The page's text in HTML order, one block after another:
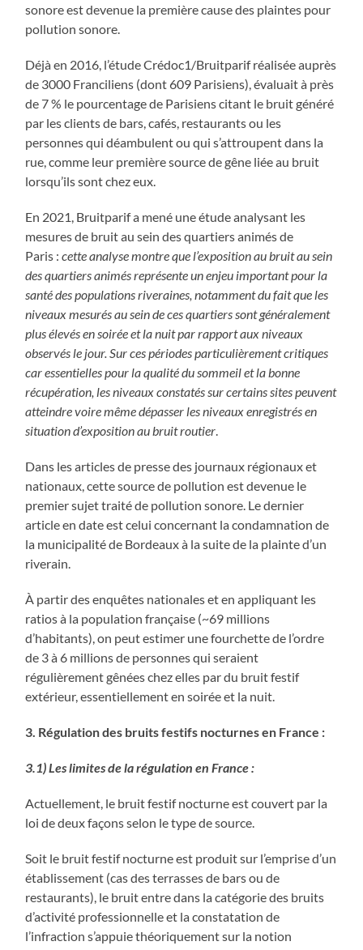
sonore est devenue la première cause des plaintes pour
pollution sonore.
Déjà en 2016, l’étude Crédoc1/Bruitparif réalisée auprès
de 3000 Franciliens (dont 609 Parisiens), évaluait à près
de 7 % le pourcentage de Parisiens citant le bruit généré
par les clients de bars, cafés, restaurants ou les
personnes qui déambulent ou qui s’attroupent dans la
rue, comme leur première source de gêne liée au bruit
lorsqu’ils sont chez eux.
En 2021, Bruitparif a mené une étude analysant les
mesures de bruit au sein des quartiers animés de
Paris :cette analyse montre que l’exposition au bruit au sein
des quartiers animés représente un enjeu important pour la
santé des populations riveraines, notamment du fait que les
niveaux mesurés au sein de ces quartiers sont généralement
plus élevés en soirée et la nuit par rapport aux niveaux
observés le jour. Sur ces périodes particulièrement critiques
car essentielles pour la qualité du sommeil et la bonne
récupération, les niveaux constatés sur certains sites peuvent
atteindre voire même dépasser les niveaux enregistrés en
situation d’exposition au bruit routier
Dans les articles de presse des journaux régionaux et
nationaux, cette source de pollution est devenue le
premier sujet traité de pollution sonore. Le dernier
article en date est celui concernant la condamnation de
la municipalité de Bordeaux à la suite de la plainte d’un
riverain.
À partir des enquêtes nationales et en appliquant les
ratios à la population française (~69 millions
d’habitants), on peut estimer une fourchette de l’ordre
de 3 à 6 millions de personnes qui seraient
régulièrement gênées chez elles par du bruit festif
extérieur, essentiellement en soirée et la nuit.
3. Régulation des bruits festifs nocturnes en France :
3.1) Les limites de la régulation en France :
Actuellement, le bruit festif nocturne est couvert par la
loi de deux façons selon le type de source.
Soit le bruit festif nocturne est produit sur l’emprise d’un
établissement (cas des terrasses de bars ou de
restaurants), le bruit entre dans la catégorie des bruits
d’activité professionnelle et la constatation de
l’infraction s’appuie théoriquement sur la notion